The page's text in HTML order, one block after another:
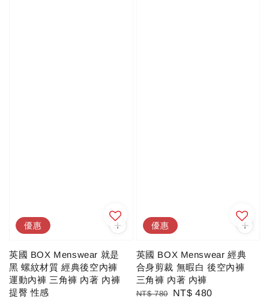
優惠
英國 BOX Menswear 就是
黑 螺紋材質 經典後空內褲
運動內褲 三角褲 內著 內褲
提臀 性感
優惠
英國 BOX Menswear 經典
合身剪裁 無暇白 後空內褲
三角褲 內著 內褲
Regular
NT$ 780
Sale
NT$ 480